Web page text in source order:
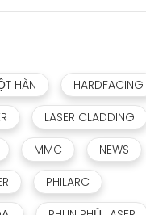
HÀN
HARDFACING
LASER CLADDING
MMC
NEWS
PHILARC